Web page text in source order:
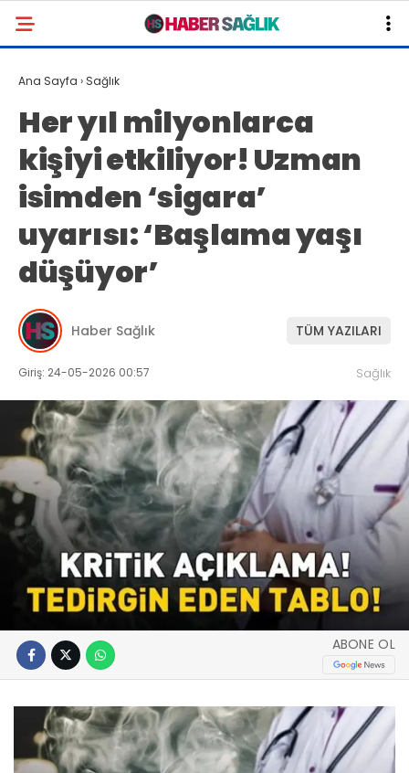
Ana Sayfa › Sağlık
Her yıl milyonlarca
kişiyi etkiliyor! Uzman
isimden ‘sigara’
uyarısı: ‘Başlama yaşı
düşüyor’
Haber Sağlık TÜM YAZILARI
Giriş: 24-05-2026 00:57 Sağlık
ABONE OL